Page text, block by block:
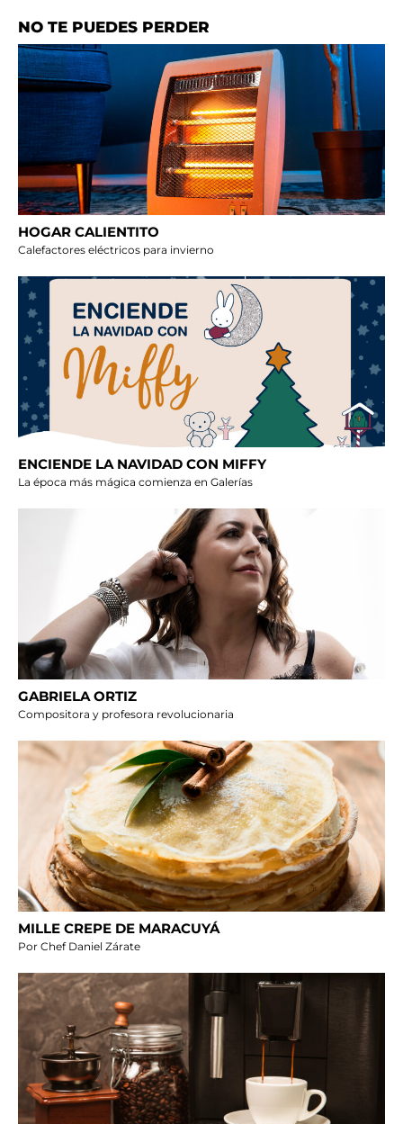
NO TE PUEDES PERDER
HOGAR CALIENTITO
Calefactores eléctricos para invierno
ENCIENDE LA NAVIDAD CON MIFFY
La época más mágica comienza en Galerías
GABRIELA ORTIZ
Compositora y profesora revolucionaria
MILLE CREPE DE MARACUYÁ
Por Chef Daniel Zárate